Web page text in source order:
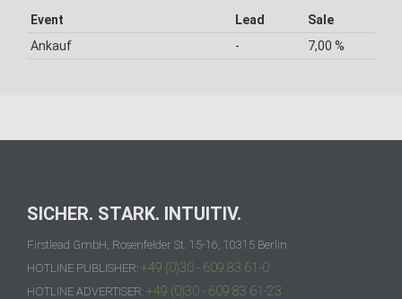
Event Lead
Sale
Ankauf
- 7,00 %
SICHER. STARK. INTUITIV.
Firstlead GmbH, Rosenfelder St. 15-16, 10315 Berlin
HOTLINE PUBLISHER: +49 (0)30 - 609 83 61-0
HOTLINE ADVERTISER: +49 (0)30 - 609 83 61-23